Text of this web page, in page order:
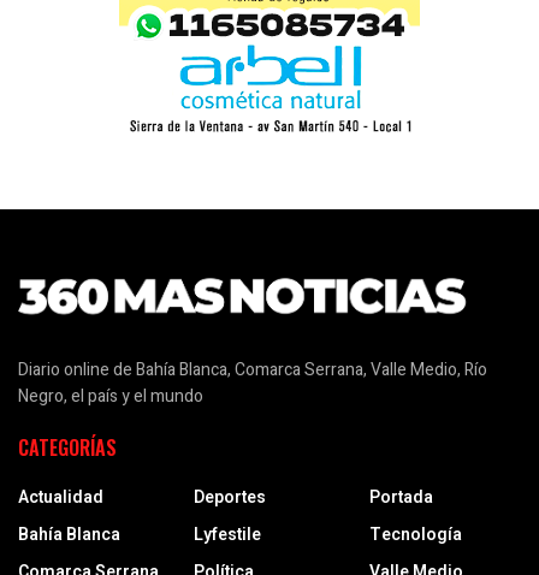
Diario online de Bahía Blanca, Comarca Serrana, Valle Medio, Río
Negro, el país y el mundo
CATEGORÍAS
Actualidad
Bahía Blanca
Deportes
Lyfestile
Portada
Tecnología